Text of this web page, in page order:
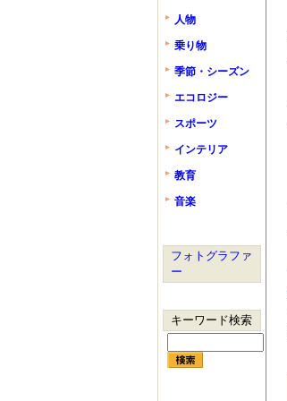
人物
乗り物
季節・シーズン
エコロジー
スポーツ
インテリア
教育
音楽
フォトグラファ
ー
キーワード検索